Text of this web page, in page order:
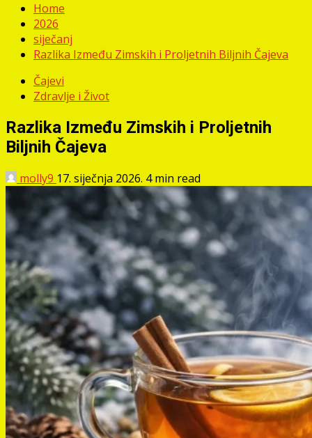
Home
2026
siječanj
Razlika Između Zimskih i Proljetnih Biljnih Čajeva
Čajevi
Zdravlje i Život
Razlika Između Zimskih i Proljetnih
Biljnih Čajeva
molly9 17. siječnja 2026. 4 min read